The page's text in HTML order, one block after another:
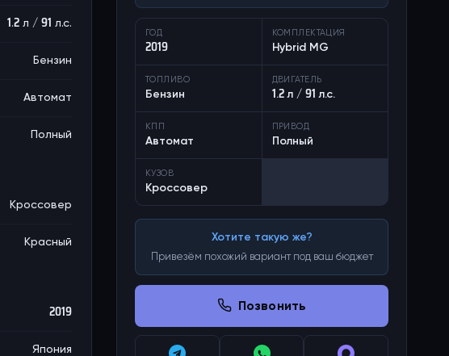
ГОД
2019
КОМПЛЕКТАЦИЯ
Hybrid MG
ТОПЛИВО
Бензин
ДВИГАТЕЛЬ
1.2 л / 91 л.с.
КПП
Автомат
ПРИВОД
Полный
КУЗОВ
Кроссовер
Хотите такую же?
Привезём похожий вариант под ваш бюджет
Позвонить
1.2 л / 91 л.с.
Бензин
Автомат
Полный
Кроссовер
Красный
2019
Япония